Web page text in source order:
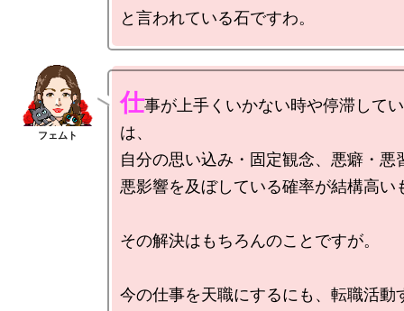
仕事が上手くいかない時や停滞して
は、
自分の思い込み・固定観念、悪癖・悪
悪影響を及ぼしている確率が結構高い
その解決はもちろんのことですが。
今の仕事を天職にするにも、転職活動